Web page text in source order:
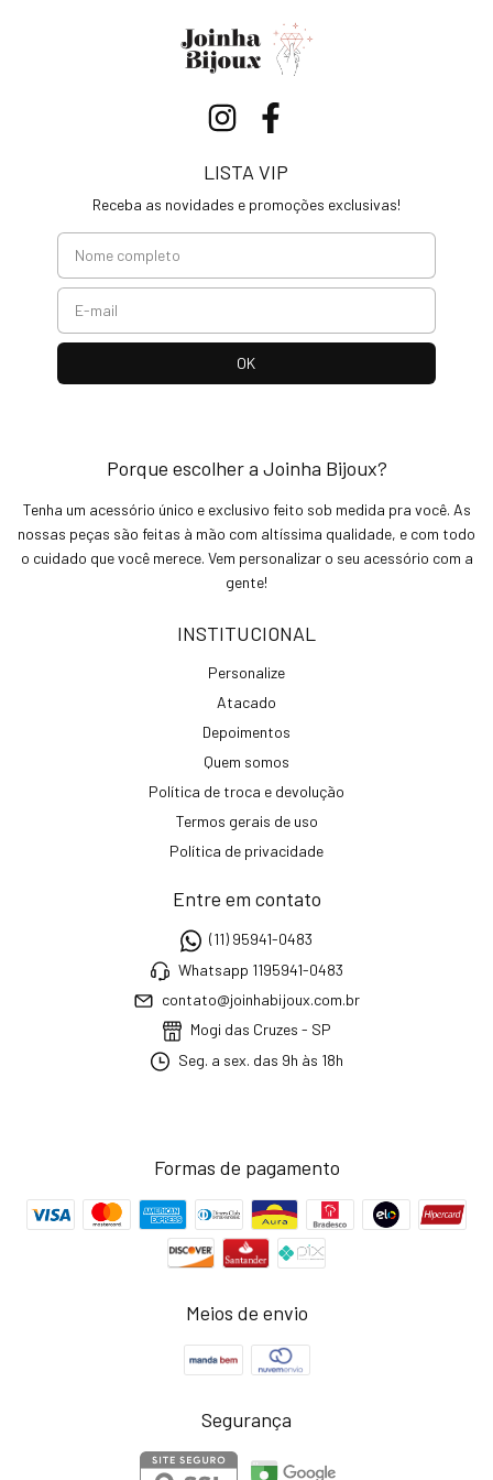
LISTA VIP
Receba as novidades e promoções exclusivas!
Porque escolher a Joinha Bijoux?
Tenha um acessório único e exclusivo feito sob medida pra você. As
nossas peças são feitas à mão com altíssima qualidade, e com todo
o cuidado que você merece. Vem personalizar o seu acessório com a
gente!
INSTITUCIONAL
Personalize
Atacado
Depoimentos
Quem somos
Política de troca e devolução
Termos gerais de uso
Política de privacidade
Entre em contato
(11) 95941-0483
Whatsapp 1195941-0483
contato@joinhabijoux.com.br
Mogi das Cruzes - SP
Seg. a sex. das 9h às 18h
Formas de pagamento
Meios de envio
Segurança